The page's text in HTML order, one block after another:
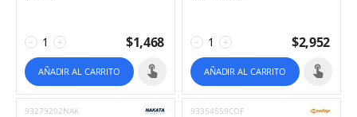
+
− $1,468
AÑADIR AL CARRITO
+
− $2,952
AÑADIR AL CARRITO
93279202NAK 93354559COF